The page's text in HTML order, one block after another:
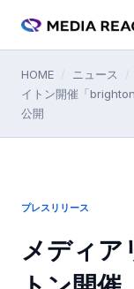
HOME ニュース
イトン開催「
公開
プレスリリース
メディア